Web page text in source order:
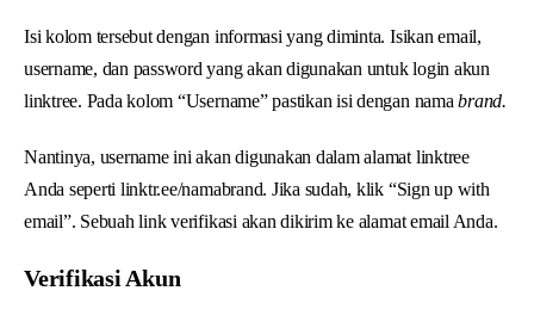
Isi kolom tersebut dengan informasi yang diminta. Isikan email,
username, dan password yang akan digunakan untuk login akun
linktree. Pada kolom “Username” pastikan isi dengan namabrand.
Nantinya, username ini akan digunakan dalam alamat linktree
Anda seperti linktr.ee/namabrand. Jika sudah, klik “Sign up with
email”. Sebuah link verifikasi akan dikirim ke alamat email Anda.
Verifikasi Akun